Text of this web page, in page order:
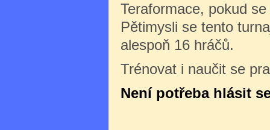
Teraformace, pokud
Pětimysli se tento
alespoň 16 hráčů.
Trénovat i naučit se
Není potřeba hlásit